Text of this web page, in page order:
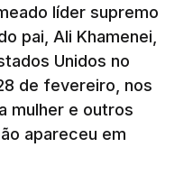
líder supremo
pai, Ali Khamenei,
Unidos no
de fevereiro, nos
mulher e outros
apareceu em